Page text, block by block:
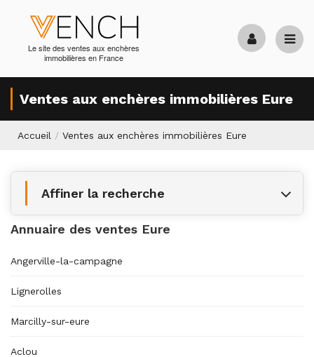
Le site des ventes aux enchères
immobilières en France
Ventes aux enchères immobilières Eure
Accueil / Ventes aux enchères immobilières Eure
Affiner la recherche
Annuaire des ventes Eure
Angerville-la-campagne
Lignerolles
Marcilly-sur-eure
Aclou